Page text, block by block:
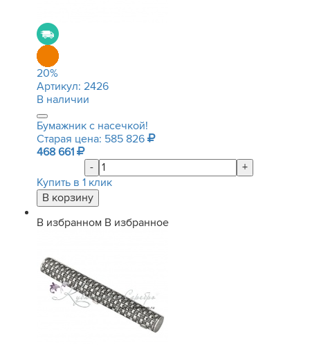
20%
Артикул: 2426
В наличии
Бумажник с насечкой!
Старая цена: 585 826
468 661
-
+
Купить в 1 клик
В избранном В избранное